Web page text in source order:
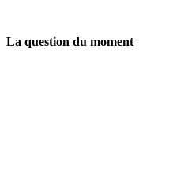
La question du moment